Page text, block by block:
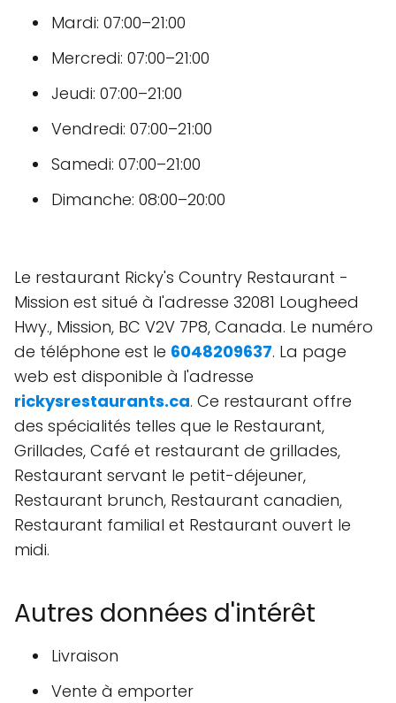
Mardi: 07:00–21:00
Mercredi: 07:00–21:00
Jeudi: 07:00–21:00
Vendredi: 07:00–21:00
Samedi: 07:00–21:00
Dimanche: 08:00–20:00
Le restaurant Ricky's Country Restaurant -
Mission est situé à l'adresse 32081 Lougheed
Hwy., Mission, BC V2V 7P8, Canada. Le numéro
de téléphone est le 6048209637. La page
web est disponible à l'adresse
rickysrestaurants.ca. Ce restaurant offre
des spécialités telles que le Restaurant,
Grillades, Café et restaurant de grillades,
Restaurant servant le petit-déjeuner,
Restaurant brunch, Restaurant canadien,
Restaurant familial et Restaurant ouvert le
midi.
Autres données d'intérêt
Livraison
Vente à emporter